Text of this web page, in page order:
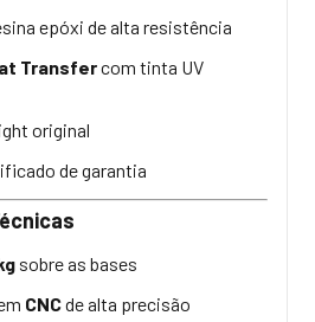
epóxi de alta resistência
Transfercom tinta UV
original
de garantia
sobre as bases
CNCde alta precisão